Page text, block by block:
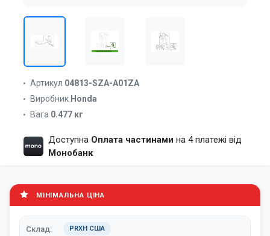
Артикул 04813-SZA-A01ZA
Виробник Honda
Вага 0.477 кг
Доступна Оплата частинами на 4 платежі від
Монобанк
МІНІМАЛЬНА ЦІНА
Склад: PRXH США